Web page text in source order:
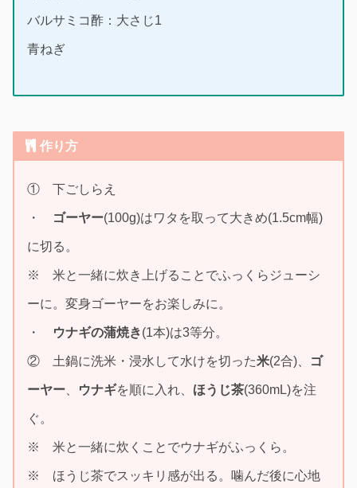
バルサミコ酢：大さじ1
青ねぎ
作り方
① 下ごしらえ
・ ゴーヤー(100g)はワタを取って大きめ(1.5cm幅)
に切る。
※ 米と一緒に炊き上げることでふっくらジューシ
ーに。変身ゴーヤーをお楽しみに。
・ ウナギの蒲焼き(1本)は3等分。
② 土鍋に洗米・浸水して水けを切った米(2合)、 ゴ
ーヤー ウナギを順に入れ、 ほうじ茶(360mL)を注
ぐ。
※ 米と一緒に炊くことでウナギがふっくら。
※ ほうじ茶でスッキリ感が出る。噛んだ後に心地